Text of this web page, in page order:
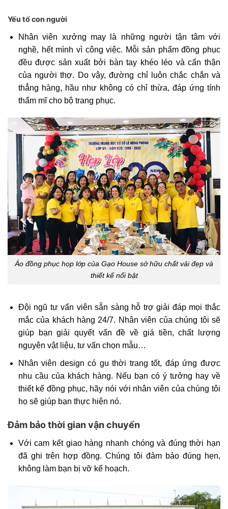
Yếu tố con người
Nhân viên xưởng may là những người tận tâm với
nghề, hết mình vì công việc. Mỗi sản phẩm đồng phục
đều được sản xuất bởi bàn tay khéo léo và cẩn thận
của người thợ. Do vậy, đường chỉ luôn chắc chắn và
thẳng hàng, hầu như không có chỉ thừa, đáp ứng tính
thẩm mĩ cho bộ trang phục.
Áo đồng phục họp lớp của Gạo House sở hữu chất vải đẹp và
thiết kế nổi bật
Đội ngũ tư vấn viên sẵn sàng hỗ trợ giải đáp mọi thắc
mắc của khách hàng 24/7. Nhân viên của chúng tôi sẽ
giúp bạn giải quyết vấn đề về giá tiền, chất lượng
nguyên vật liệu, tư vấn chọn mẫu…
Nhân viên design có gu thời trang tốt, đáp ứng được
nhu cầu của khách hàng. Nếu bạn có ý tưởng hay về
thiết kế đồng phục, hãy nói với nhân viên của chúng tôi
họ sẽ giúp bạn thực hiện nó.
Đảm bảo thời gian vận chuyển
Với cam kết giao hàng nhanh chóng và đúng thời hạn
đã ghi trên hợp đồng. Chúng tôi đảm bảo đúng hẹn,
không làm bạn bị vỡ kế hoạch.